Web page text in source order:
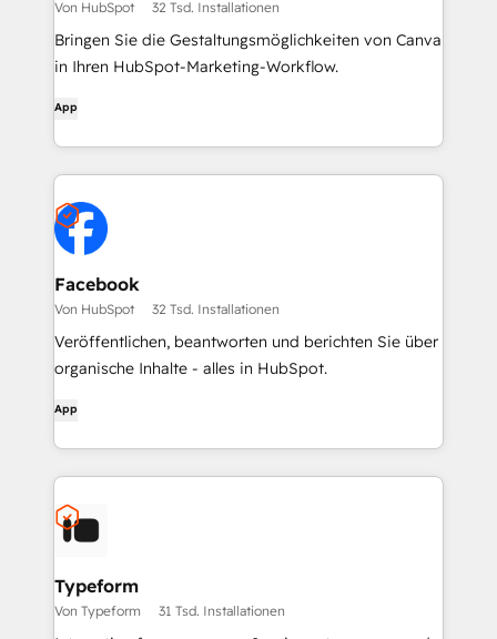
Von HubSpot 32 Tsd. Installationen
Bringen Sie die Gestaltungsmöglichkeiten von Canva
in Ihren HubSpot-Marketing-Workflow.
App
Facebook
Von HubSpot 32 Tsd. Installationen
Veröffentlichen, beantworten und berichten Sie über
organische Inhalte - alles in HubSpot.
App
Typeform
Von Typeform 31 Tsd. Installationen